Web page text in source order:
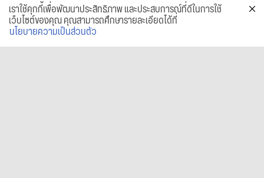
เราใช้คุกกี้เพื่อพัฒนาประสิทธิภาพ และประสบการณ์ที่ดีในการใช้
เว็บไซต์ของคุณ คุณสามารถศึกษารายละเอียดได้ที่
นโยบายความเป็นส่วนตัว